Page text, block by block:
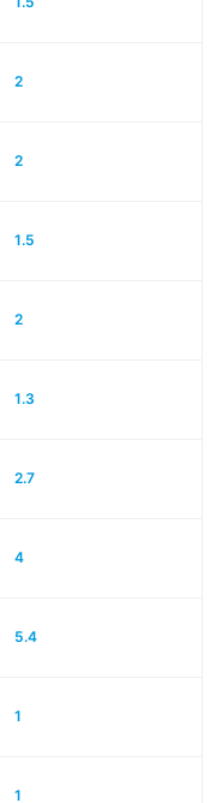
2
2
1.5
2
1.3
2.7
4
5.4
1
1